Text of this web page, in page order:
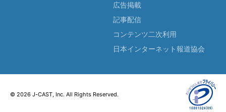
広告掲載
記事配信
コンテンツ二次利用
日本インターネット報道協会
© 2026 J-CAST, Inc. All Rights Reserved.